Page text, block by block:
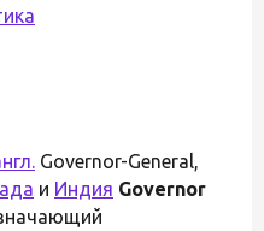
Governor-General,
и Индия Governor